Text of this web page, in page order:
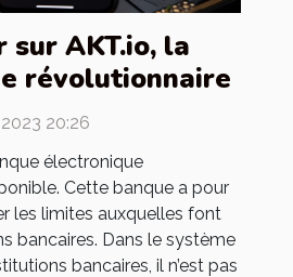
sur AKT.io, la
révolutionnaire
20:26
électronique
Cette banque a pour
les limites auxquelles font
bancaires. Dans le système
bancaires, il n’est pas